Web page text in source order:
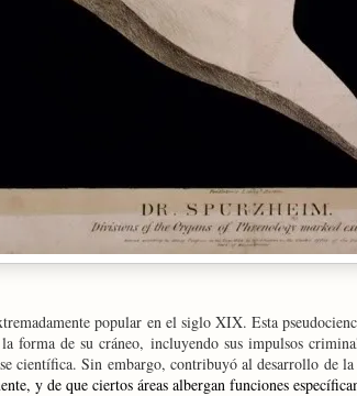
popular en el siglo XIX. Esta
forma de su cráneo, incluyendo sus impulsos
científica. Sin embargo, contribuyó al desarrollo de
, y de que ciertos áreas albergan funciones